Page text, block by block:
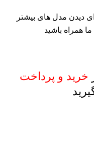
دیدن مدل های بیشتر
ما همراه باشید
خرید و پرداخت